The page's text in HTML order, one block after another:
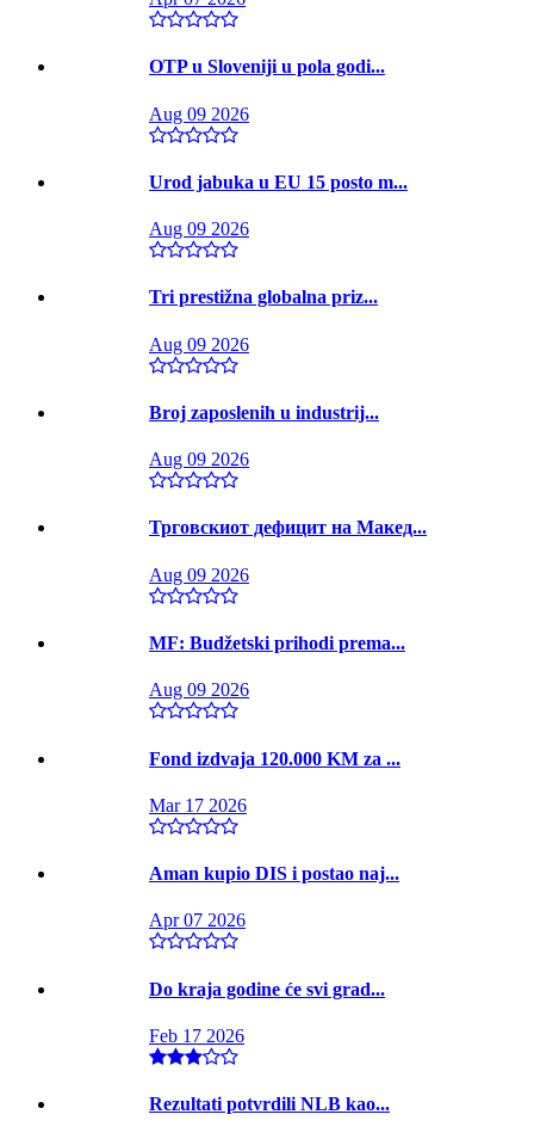
OTP u Sloveniji u pola godi...
Aug 09 2026
Urod jabuka u EU 15 posto m...
Aug 09 2026
Tri prestižna globalna priz...
Aug 09 2026
Broj zaposlenih u industrij...
Aug 09 2026
Трговскиот дефицит на Макед...
Aug 09 2026
MF: Budžetski prihodi prema...
Aug 09 2026
Fond izdvaja 120.000 KM za ...
Mar 17 2026
Aman kupio DIS i postao naj...
Apr 07 2026
Do kraja godine će svi grad...
Feb 17 2026
Rezultati potvrdili NLB kao...